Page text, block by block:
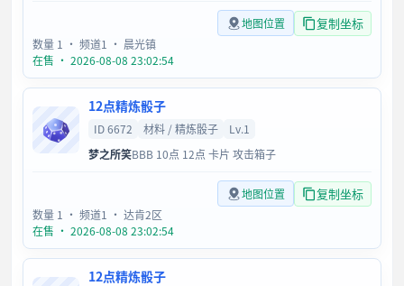
地图位置 复制坐标
数量 1 · 频道1 · 晨光镇
在售 · 2026-08-08 23:02:54
12点精炼骰子
ID 6672 材料 / 精炼骰子
Lv.1
梦之所笑BBB 10点 12点 卡片 攻击箱子
地图位置 复制坐标
数量 1 · 频道1 · 达肯2区
在售 · 2026-08-08 23:02:54
12点精炼骰子